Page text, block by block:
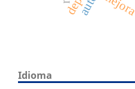
Idioma